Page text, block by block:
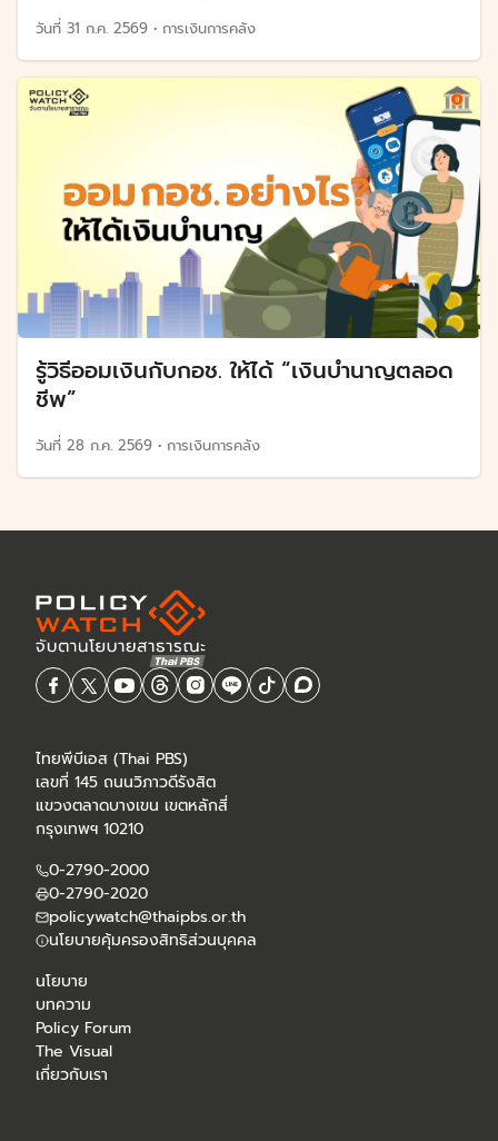
วันที่ 31 ก.ค. 2569 • การเงินการคลัง
รู้วิธีออมเงินกับกอช. ให้ได้ “เงินบำนาญตลอด
ชีพ”
วันที่ 28 ก.ค. 2569 • การเงินการคลัง
ไทยพีบีเอส (Thai PBS)
เลขที่ 145 ถนนวิภาวดีรังสิต
แขวงตลาดบางเขน เขตหลักสี่
กรุงเทพฯ 10210
0-2790-2000
0-2790-2020
policywatch@thaipbs.or.th
นโยบายคุ้มครองสิทธิส่วนบุคคล
นโยบาย
บทความ
Policy Forum
The Visual
เกี่ยวกับเรา